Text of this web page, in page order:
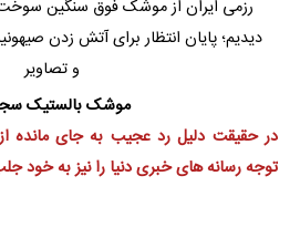
موشک بالستیک
در حقیقت دلیل رد عجیب به جای مانده
توجه رسانه های خبری دنیا را نیز به